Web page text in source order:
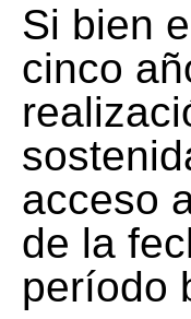
Si bien
cinco
acceso
de la
período